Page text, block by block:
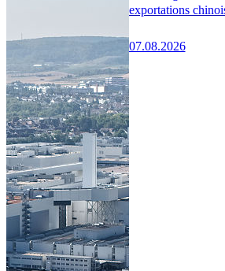
exportations
07.08.2026